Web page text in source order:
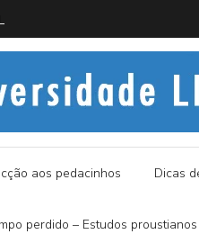
aos pedacinhos Dicas
perdido – Estudos proustianos